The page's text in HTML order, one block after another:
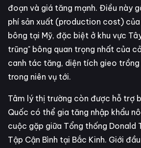
đoạn và giá tăng mạnh. Điều này
phí sản xuất (production cost)
bông tại Mỹ, đặc biệt ở khu vực
trũng" bông quan trọng nhất của
canh tác tăng, diện tích gieo
trong niên vụ tới.
Tâm lý thị trường còn được hỗ trợ
Quốc có thể gia tăng nhập khẩu
cuộc gặp giữa Tổng thống Donald
Tập Cận Bình tại Bắc Kinh. Giới